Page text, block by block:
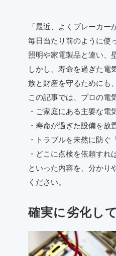
「最近、よくブレーカ
毎日当たり前のように使
照明や家電製品と違い、
しかし、寿命を過ぎた電
族と財産を守るためにも
この記事では、プロの電
・ご家庭にある主要な電
・寿命が過ぎた設備を放
・トラブルを未然に防ぐ
・どこに点検を依頼すれ
といった内容を、分かり
ください。
確実に劣化し